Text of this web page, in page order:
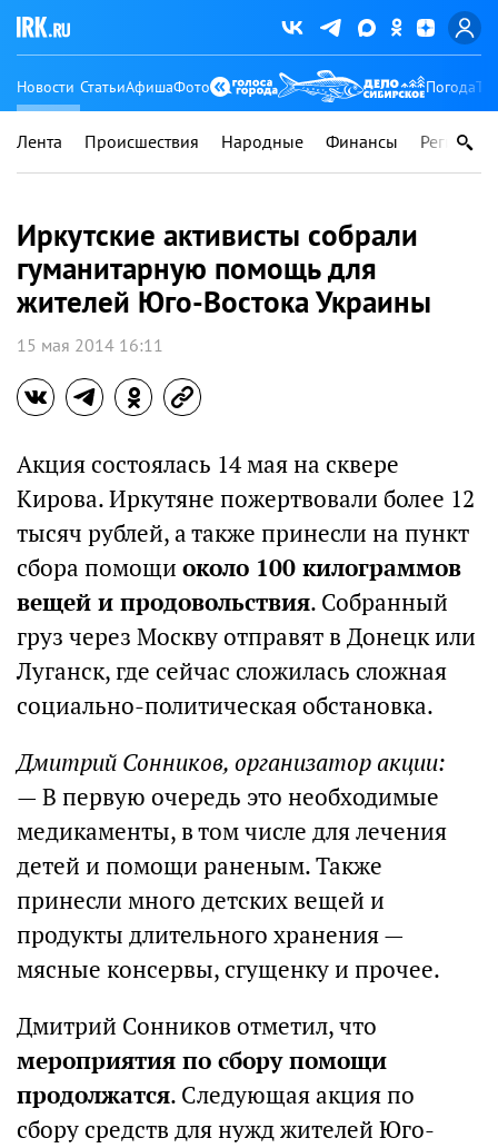
Новости СтатьиАфишаФото Погода
Лента Происшествия Народные Финансы Регионы
Иркутские активисты собрали
гуманитарную помощь для
жителей Юго-Востока Украины
15 мая 2014 16:11
Акция состоялась 14 мая на сквере
Кирова. Иркутяне пожертвовали более 12
тысяч рублей, а также принесли на пункт
сбора помощи около 100 килограммов
вещей и продовольствия. Собранный
груз через Москву отправят в Донецк или
Луганск, где сейчас сложилась сложная
социально-политическая обстановка.
Дмитрий Сонников, организатор акции:
— В первую очередь это необходимые
медикаменты, в том числе для лечения
детей и помощи раненым. Также
принесли много детских вещей и
продукты длительного хранения —
мясные консервы, сгущенку и прочее.
Дмитрий Сонников отметил, что
мероприятия по сбору помощи
продолжатся. Следующая акция по
сбору средств для нужд жителей Юго-